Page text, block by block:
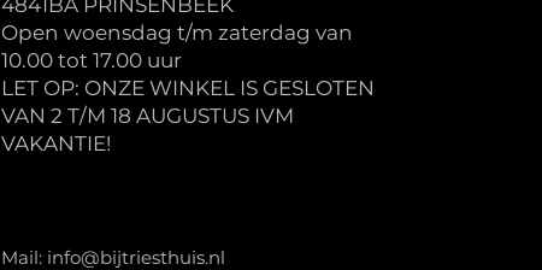
Open woensdag t/m zaterdag van
10.00 tot 17.00 uur
LET OP: ONZE WINKEL IS GESLOTEN
VAN 2 T/M 18 AUGUSTUS IVM
VAKANTIE!
Mail: info@bijtriesthuis.nl